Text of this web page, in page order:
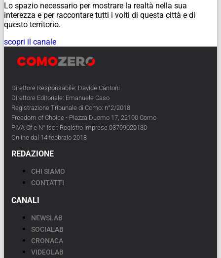
Lo spazio necessario per mostrare la realtà nella sua
interezza e per raccontare tutti i volti di questa città e di
questo territorio.
scopri il canale
Direttore Responsabile: Davide Cantoni
Direttore Editoriale: Emanuele Caso
Registrazione Tribunale di Como: n°2/2018
Freedom of Choice - Piazza Duomo 17, 22100 Como
PIVA Cf e N° Iscr. Registro Imprese 03799020130
Online dal 14 febbraio 2018
REDAZIONE
CHI SIAMO
CONTATTI
CANALI
NEWSLAB
SOCIALAB
CRONACA
VIDEOLAB